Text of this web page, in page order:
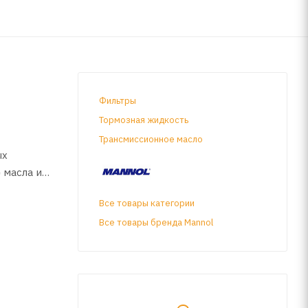
и
Фильтры
Тормозная жидкость
Трансмиссионное масло
Все товары категории
Все товары бренда Mannol